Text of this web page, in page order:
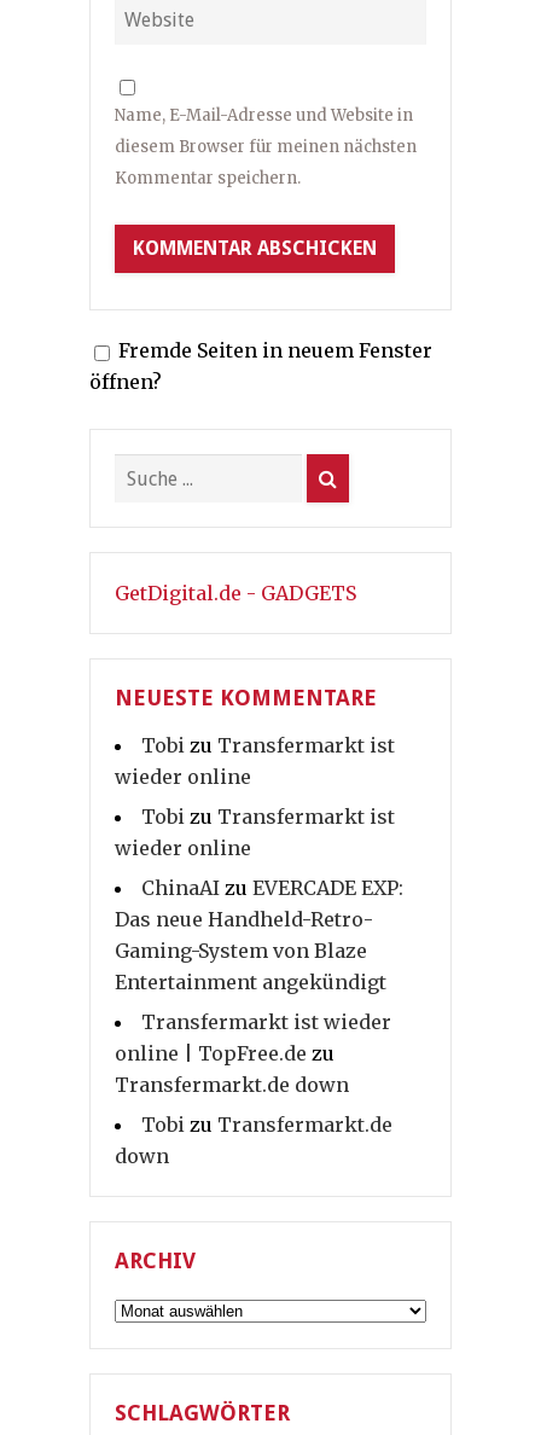
Name, E-Mail-Adresse und Website in
diesem Browser für meinen nächsten
Kommentar speichern.
Fremde Seiten in neuem Fenster
öffnen?
GetDigital.de - GADGETS
NEUESTE KOMMENTARE
Tobi zu Transfermarkt ist
wieder online
Tobi zu Transfermarkt ist
wieder online
ChinaAI zu EVERCADE EXP:
Das neue Handheld-Retro-
Gaming-System von Blaze
Entertainment angekündigt
Transfermarkt ist wieder
online | TopFree.de zu
Transfermarkt.de down
Tobi zu Transfermarkt.de
down
ARCHIV
Archiv
SCHLAGWÖRTER